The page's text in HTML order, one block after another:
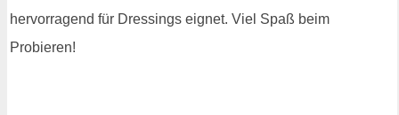
hervorragend für Dressings eignet. Viel Spaß beim
Probieren!